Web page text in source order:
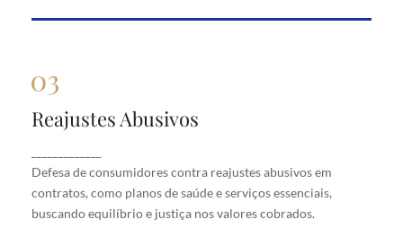
Reajustes Abusivos
Defesa de consumidores contra reajustes abusivos em
contratos, como planos de saúde e serviços essenciais,
buscando equilíbrio e justiça nos valores cobrados.
Reajustes Abusivos
em contratos, como planos de saúde e serviços
essenciais, buscando equilíbrio e justiça nos valores
cobrados.